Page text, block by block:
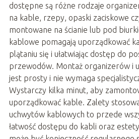
dostępne są różne rodzaje
na kable, rzepy, opaski zaciskowe
montowane na ścianie lub pod
kablowe pomagają uporządkować
plątaniu się i ułatwiając dostęp do
przewodów. Montaż organizerów i
jest prosty i nie wymaga
Wystarczy kilka minut, aby
uporządkować kable. Zalety
uchwytów kablowych to przede
łatwość dostępu do kabli oraz